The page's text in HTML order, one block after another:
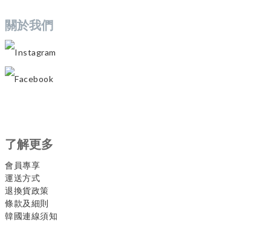
關於我們
Instagram
Facebook
了解更多
會員專享
運送方式
退換貨政策
條款及細則
韓國連線須知